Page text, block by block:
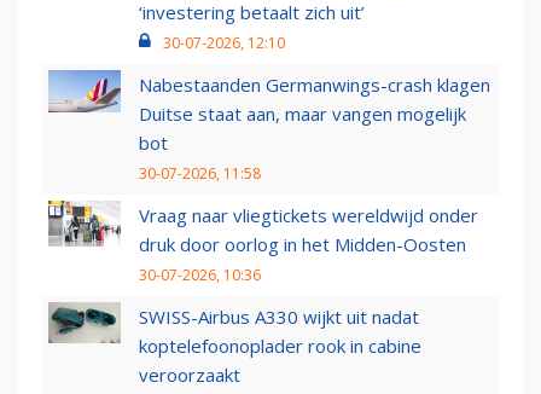
‘investering betaalt zich uit’
30-07-2026, 12:10
Nabestaanden Germanwings-crash klagen
Duitse staat aan, maar vangen mogelijk
bot
30-07-2026, 11:58
Vraag naar vliegtickets wereldwijd onder
druk door oorlog in het Midden-Oosten
30-07-2026, 10:36
SWISS-Airbus A330 wijkt uit nadat
koptelefoonoplader rook in cabine
veroorzaakt